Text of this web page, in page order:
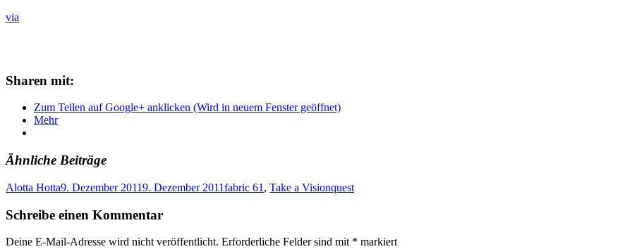
via
Sharen mit:
Zum Teilen auf Google+ anklicken (Wird in neuem Fenster geöffnet)
Mehr
Ähnliche Beiträge
Alotta Hotta9. Dezember 20119. Dezember 2011fabric 61 , Take a Visionquest
Schreibe einen Kommentar
Deine E-Mail-Adresse wird nicht veröffentlicht. Erforderliche Felder sind mit * markiert